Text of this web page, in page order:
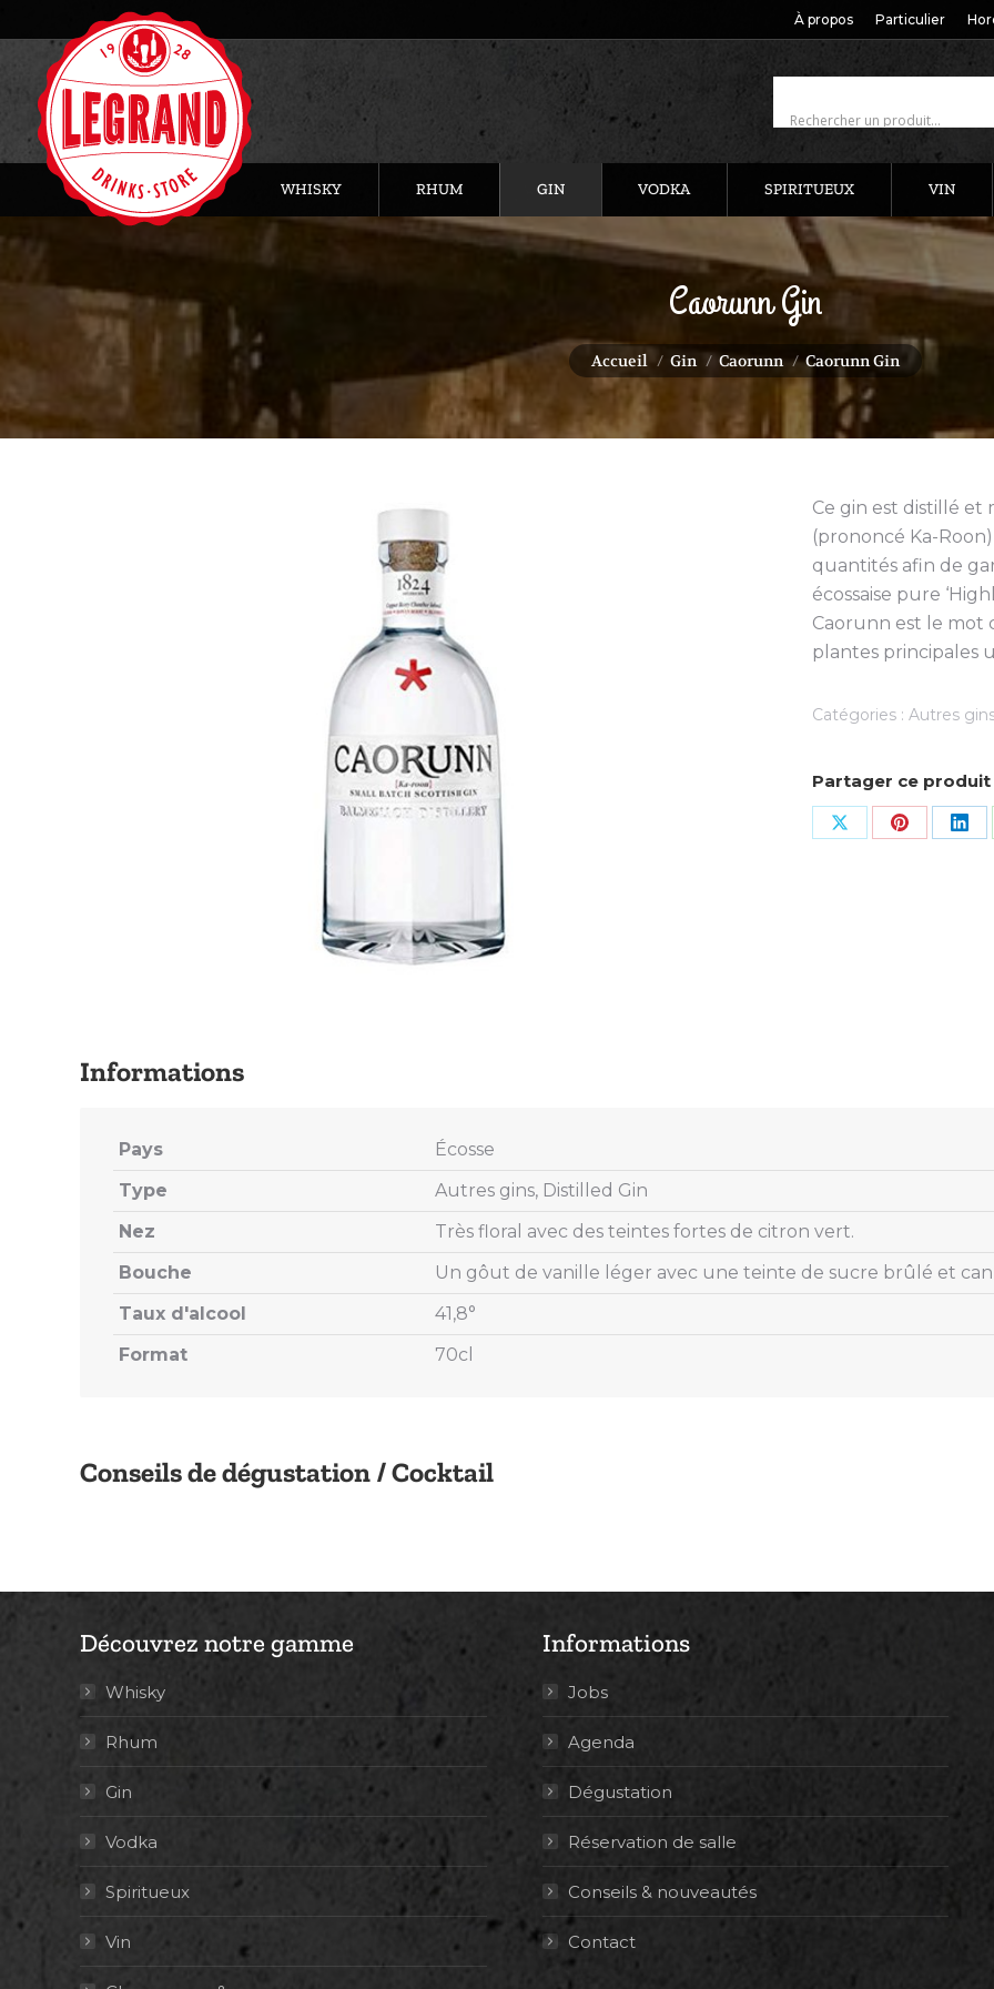
À propos Particulier
WHISKY RHUM GIN VODKA SPIRITUEUX VIN
Caorunn Gin
Vous êtes ici :
Accueil Gin Caorunn Caorunn Gin
Ce gin est distillé et
(prononcé Ka-
quantités afin de
écossaise pure
Caorunn est le mot
plantes principales
Catégories : Autres
Partager ce produit
Share Share
Conseils de dégustation / Cocktail
Pays
Écosse
Type
Autres gins, Distilled Gin
Nez
Très floral avec des teintes fortes de citron vert.
Bouche
Un gôut de vanille léger avec une teinte de sucre brûlé et
Taux d'alcool
41,8°
Format
70cl
Découvrez notre gamme
Whisky
Rhum
Gin
Vodka
Spiritueux
Vin
Informations
Jobs
Agenda
Dégustation
Réservation de salle
Conseils & nouveautés
Contact